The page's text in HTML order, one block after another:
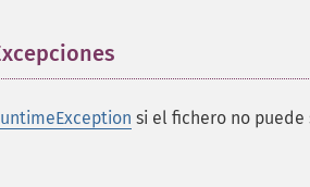
si el fichero no puede